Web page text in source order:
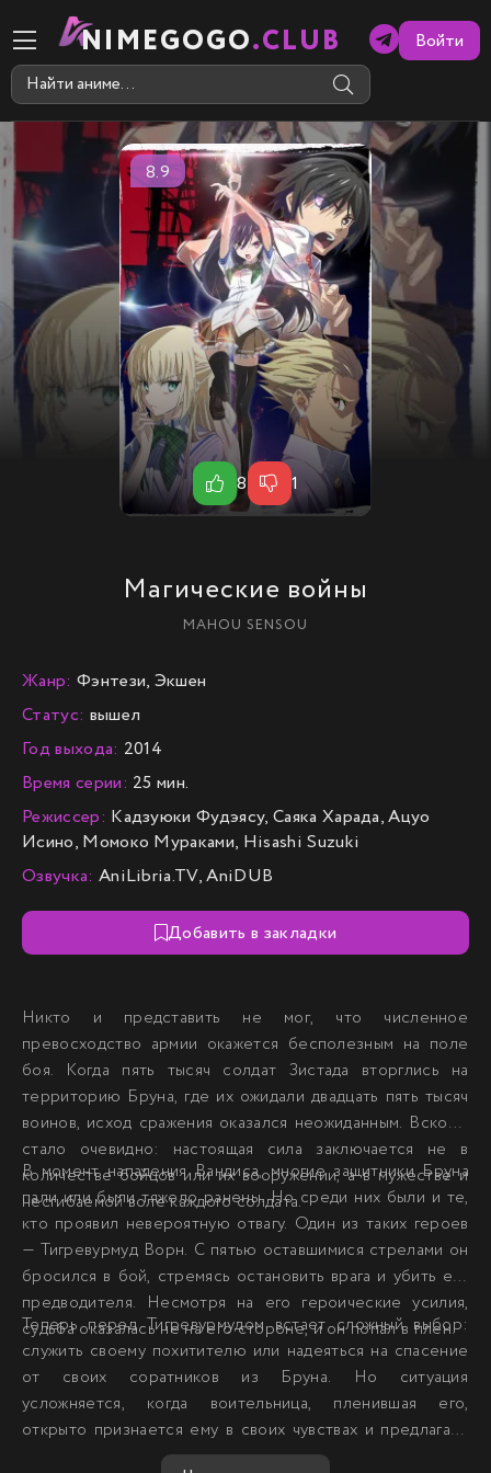
NIMEGOGO.CLUB Войти
Магические войны
MAHOU SENSOU
8.9
8 1
Жанр: Фэнтези, Экшен
Статус: вышел
Год выхода: 2014
Время серии: 25 мин.
Режиссер: Кадзуюки Фудэясу, Саяка Харада, Ацуо
Исино, Момоко Мураками, Hisashi Suzuki
Озвучка: AniLibria.TV, AniDUB
Добавить в закладки
Никто и представить не мог, что численное
превосходство армии окажется бесполезным на поле
боя. Когда пять тысяч солдат Зистада вторглись на
территорию Бруна, где их ожидали двадцать пять тысяч
воинов, исход сражения оказался неожиданным. Вскоре
стало очевидно: настоящая сила заключается не в
количестве бойцов или их вооружении, а в мужестве и
несгибаемой воле каждого солдата.
В момент нападения Вандиса, многие защитники Бруна
пали или были тяжело ранены. Но среди них были и те,
кто проявил невероятную отвагу. Один из таких героев
— Тигревурмуд Ворн. С пятью оставшимися стрелами он
бросился в бой, стремясь остановить врага и убить его
предводителя. Несмотря на его героические усилия,
судьба оказалась не на его стороне, и он попал в плен.
Теперь перед Тигревурмудом встает сложный выбор:
служить своему похитителю или надеяться на спасение
от своих соратников из Бруна. Но ситуация
усложняется, когда воительница, пленившая его,
открыто признается ему в своих чувствах и предлагает
перейти на другую сторону. Сможет ли он устоять